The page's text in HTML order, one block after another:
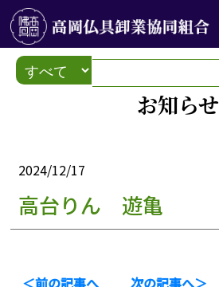
お知らせ
2024/12/17
高台りん 遊亀
＜前の記事へ 次の記事へ＞